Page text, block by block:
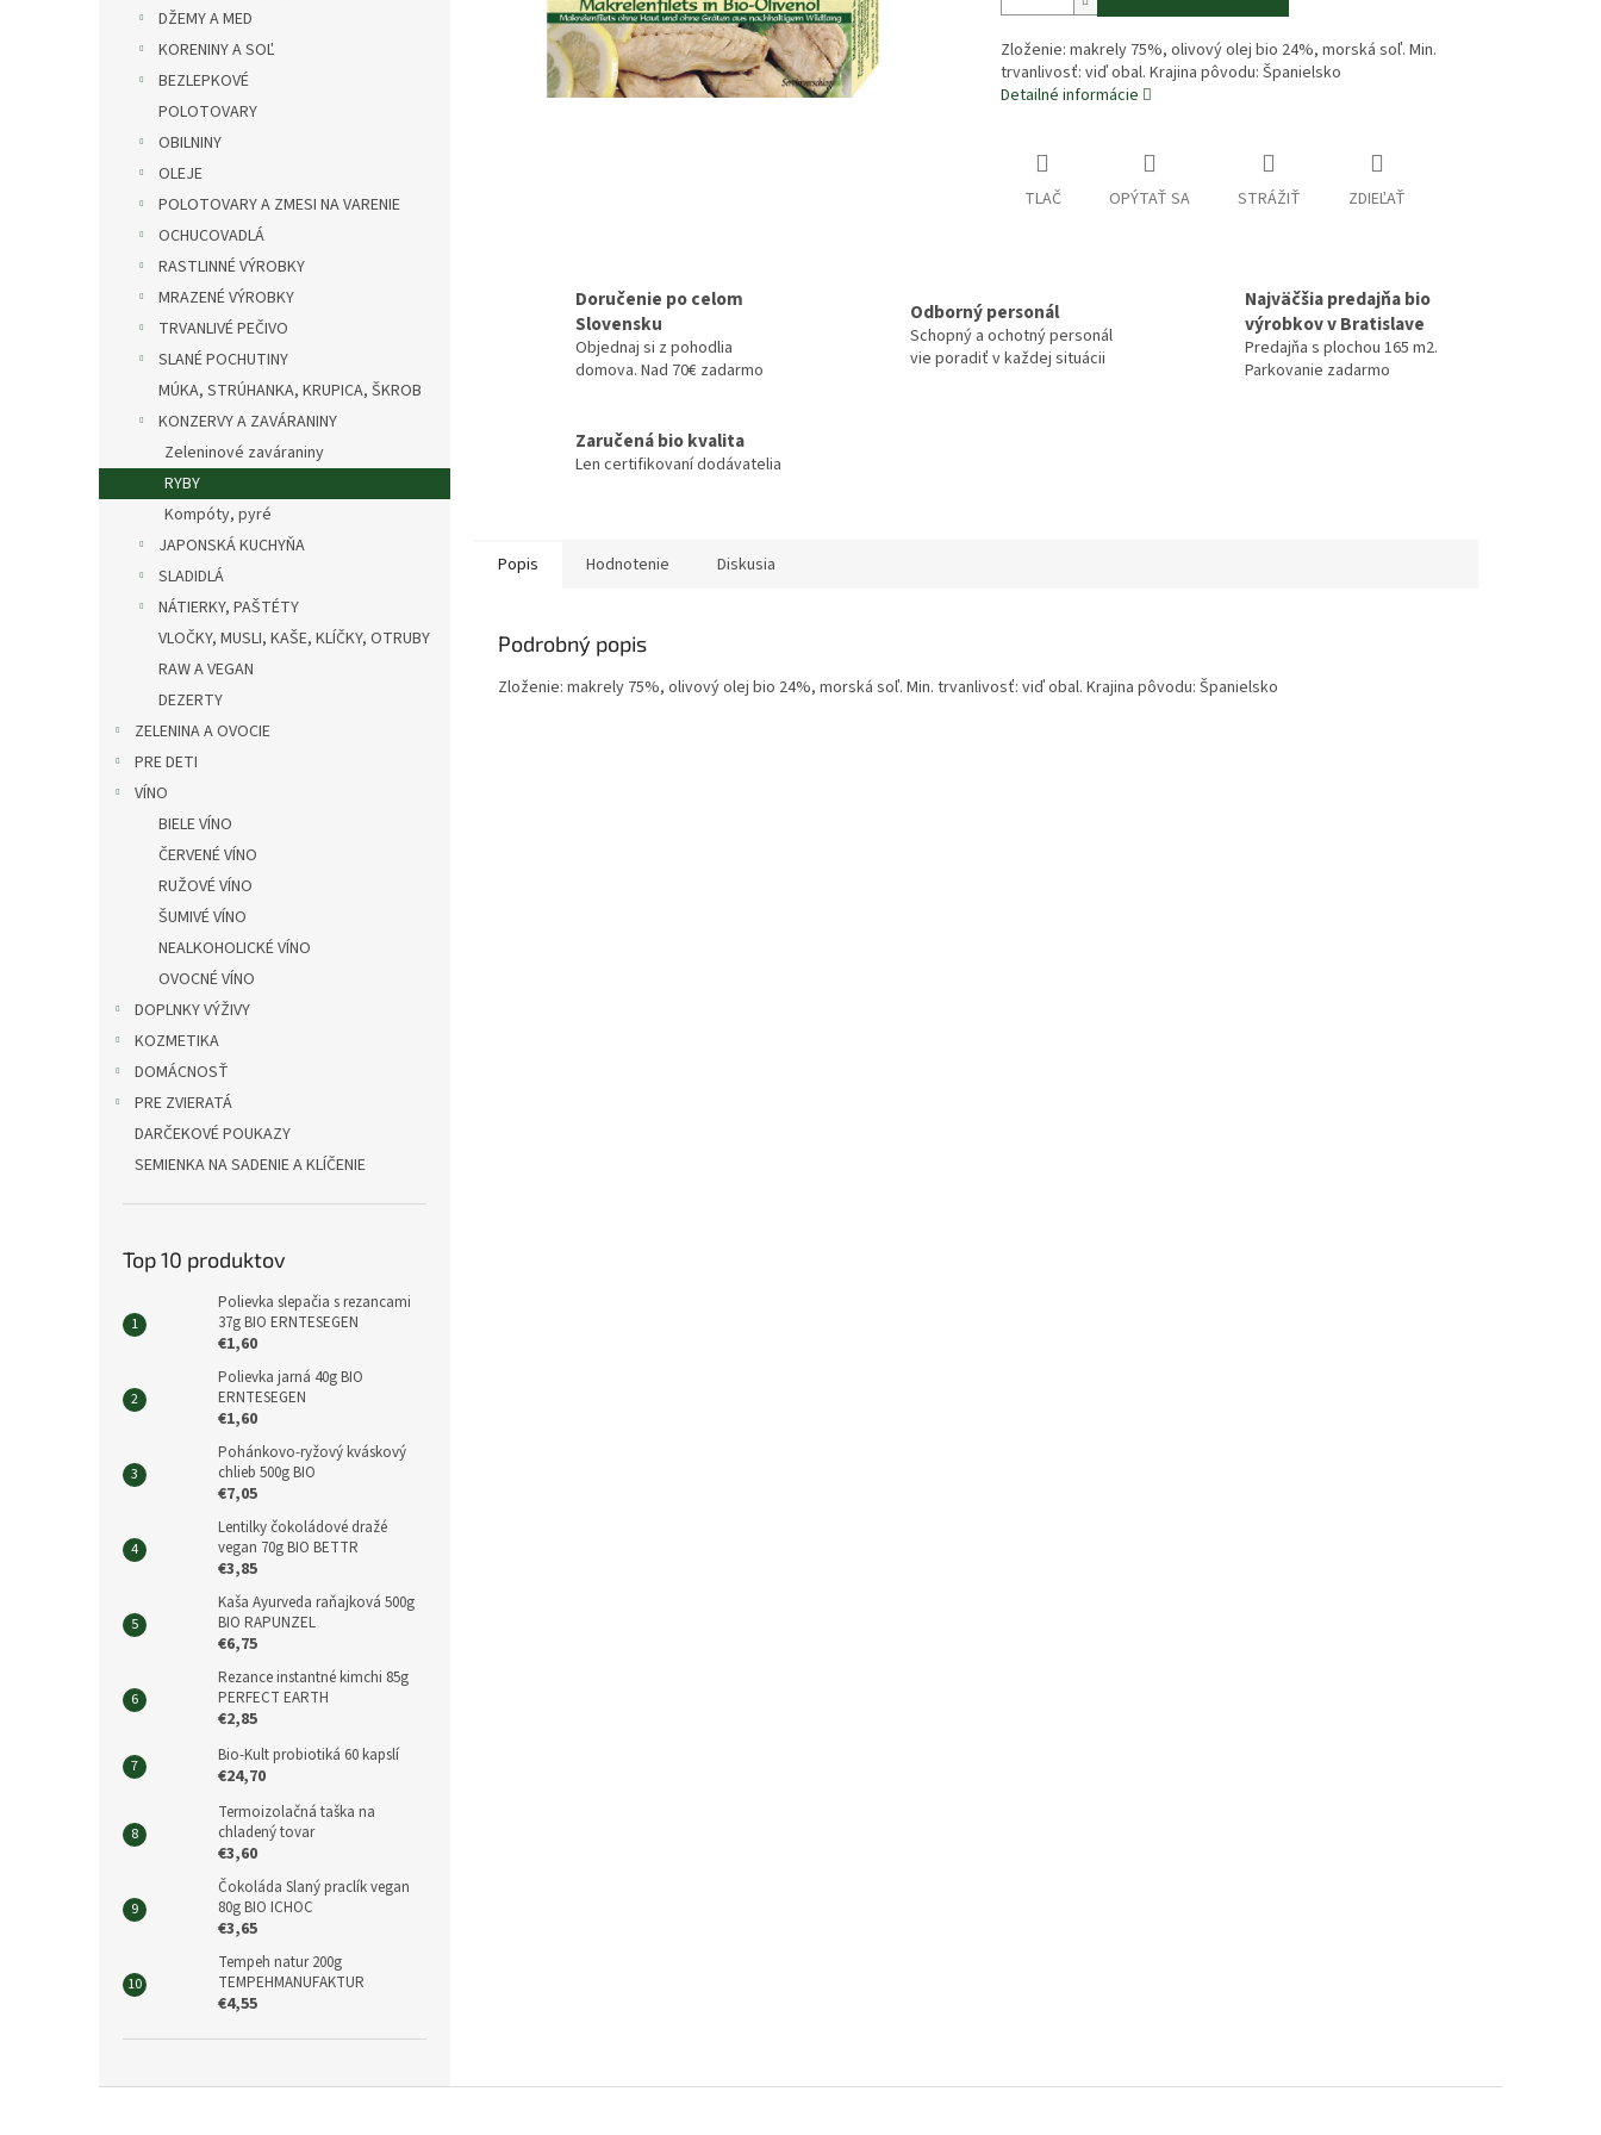
DŽEMY A MED
KORENINY A SOĽ
BEZLEPKOVÉ
POLOTOVARY
OBILNINY
OLEJE
POLOTOVARY A ZMESI NA VARENIE
OCHUCOVADLÁ
RASTLINNÉ VÝROBKY
MRAZENÉ VÝROBKY
TRVANLIVÉ PEČIVO
SLANÉ POCHUTINY
MÚKA, STRÚHANKA, KRUPICA, ŠKROB
KONZERVY A ZAVÁRANINY
Zeleninové zaváraniny
RYBY
Kompóty, pyré
JAPONSKÁ KUCHYŇA
SLADIDLÁ
NÁTIERKY, PAŠTÉTY
VLOČKY, MUSLI, KAŠE, KLÍČKY, OTRUBY
RAW A VEGAN
DEZERTY
ZELENINA A OVOCIE
PRE DETI
VÍNO
BIELE VÍNO
ČERVENÉ VÍNO
RUŽOVÉ VÍNO
ŠUMIVÉ VÍNO
NEALKOHOLICKÉ VÍNO
OVOCNÉ VÍNO
DOPLNKY VÝŽIVY
KOZMETIKA
DOMÁCNOSŤ
PRE ZVIERATÁ
DARČEKOVÉ POUKAZY
SEMIENKA NA SADENIE A KLÍČENIE
Top 10 produktov
Polievka slepačia s rezancami
37g BIO ERNTESEGEN
€1,60
Polievka jarná 40g BIO
ERNTESEGEN
€1,60
Pohánkovo-ryžový kváskový
chlieb 500g BIO
€7,05
Lentilky čokoládové dražé
vegan 70g BIO BETTR
€3,85
Kaša Ayurveda raňajková 500g
BIO RAPUNZEL
€6,75
Rezance instantné kimchi 85g
PERFECT EARTH
€2,85
Bio-Kult probiotiká 60 kapslí
€24,70
Termoizolačná taška na
chladený tovar
€3,60
Čokoláda Slaný praclík vegan
80g BIO ICHOC
€3,65
Tempeh natur 200g
TEMPEHMANUFAKTUR
€4,55
Zloženie: makrely 75%, olivový olej bio 24%, morská soľ. Min.
trvanlivosť: viď obal. Krajina pôvodu: Španielsko
Detailné informácie
TLAČ OPÝTAŤ SA STRÁŽIŤ ZDIEĽAŤ
Doručenie po celom
Slovensku
Objednaj si z pohodlia
domova. Nad 70€ zadarmo
Odborný personál
Schopný a ochotný personál
vie poradiť v každej situácii
Najväčšia predajňa bio
výrobkov v Bratislave
Predajňa s plochou 165 m2.
Parkovanie zadarmo
Zaručená bio kvalita
Len certifikovaní dodávatelia
Popis Hodnotenie Diskusia
Podrobný popis
Zloženie: makrely 75%, olivový olej bio 24%, morská soľ. Min. trvanlivosť: viď obal. Krajina pôvodu: Španielsko